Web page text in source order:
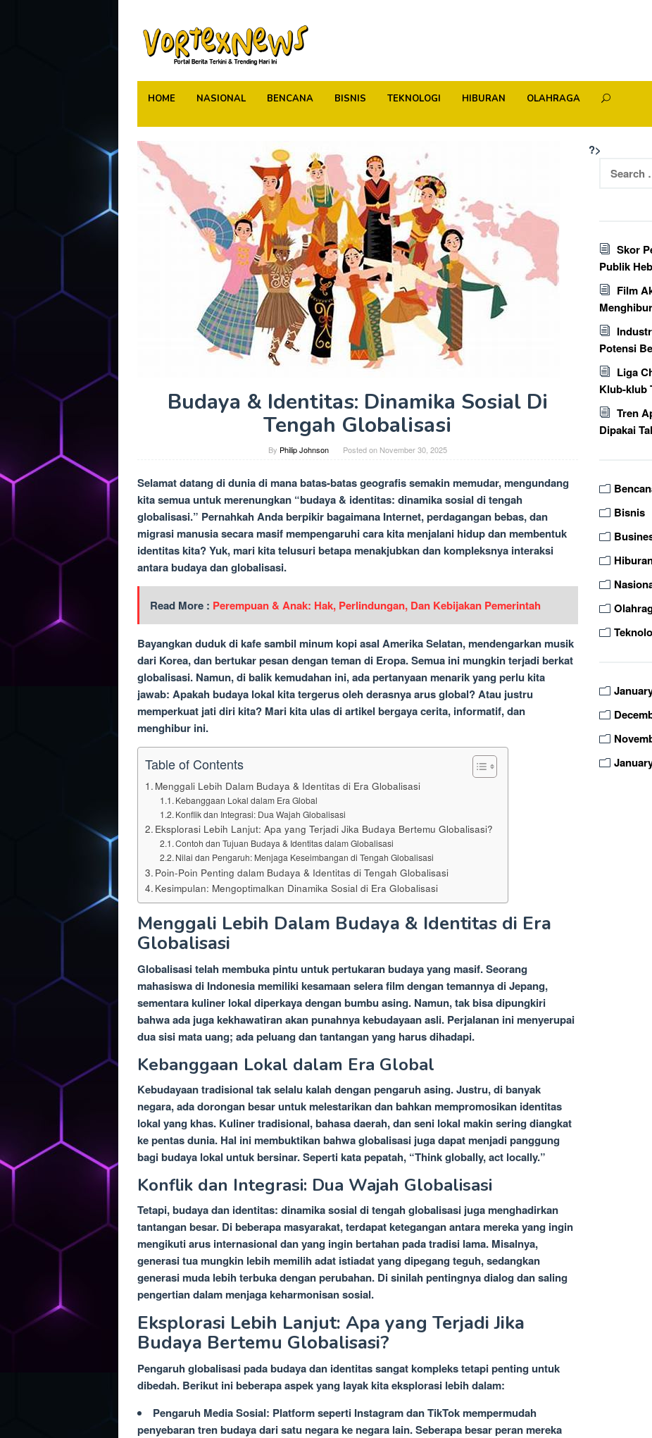
content
HOME NASIONAL BENCANA BISNIS TEKNOLOGI HIBURAN OLAHRAGA
?>
Budaya & Identitas: Dinamika Sosial Di
Tengah Globalisasi
By Philip Johnson Posted on November 30, 2025
Selamat datang di dunia di mana batas-batas geografis semakin memudar, mengundang
kita semua untuk merenungkan “budaya & identitas: dinamika sosial di tengah
globalisasi.” Pernahkah Anda berpikir bagaimana Internet, perdagangan bebas, dan
migrasi manusia secara masif mempengaruhi cara kita menjalani hidup dan membentuk
identitas kita? Yuk, mari kita telusuri betapa menakjubkan dan kompleksnya interaksi
antara budaya dan globalisasi.
Read More : Perempuan & Anak: Hak, Perlindungan, Dan Kebijakan Pemerintah
Bayangkan duduk di kafe sambil minum kopi asal Amerika Selatan, mendengarkan musik
dari Korea, dan bertukar pesan dengan teman di Eropa. Semua ini mungkin terjadi berkat
globalisasi. Namun, di balik kemudahan ini, ada pertanyaan menarik yang perlu kita
jawab: Apakah budaya lokal kita tergerus oleh derasnya arus global? Atau justru
memperkuat jati diri kita? Mari kita ulas di artikel bergaya cerita, informatif, dan
menghibur ini.
Table of Contents
Menggali Lebih Dalam Budaya & Identitas di Era Globalisasi
Kebanggaan Lokal dalam Era Global
Konflik dan Integrasi: Dua Wajah Globalisasi
Eksplorasi Lebih Lanjut: Apa yang Terjadi Jika Budaya Bertemu Globalisasi?
Contoh dan Tujuan Budaya & Identitas dalam Globalisasi
Nilai dan Pengaruh: Menjaga Keseimbangan di Tengah Globalisasi
Poin-Poin Penting dalam Budaya & Identitas di Tengah Globalisasi
Kesimpulan: Mengoptimalkan Dinamika Sosial di Era Globalisasi
Menggali Lebih Dalam Budaya & Identitas di Era
Globalisasi
Globalisasi telah membuka pintu untuk pertukaran budaya yang masif. Seorang
mahasiswa di Indonesia memiliki kesamaan selera film dengan temannya di Jepang,
sementara kuliner lokal diperkaya dengan bumbu asing. Namun, tak bisa dipungkiri
bahwa ada juga kekhawatiran akan punahnya kebudayaan asli. Perjalanan ini menyerupai
dua sisi mata uang; ada peluang dan tantangan yang harus dihadapi.
Kebanggaan Lokal dalam Era Global
Kebudayaan tradisional tak selalu kalah dengan pengaruh asing. Justru, di banyak
negara, ada dorongan besar untuk melestarikan dan bahkan mempromosikan identitas
lokal yang khas. Kuliner tradisional, bahasa daerah, dan seni lokal makin sering diangkat
ke pentas dunia. Hal ini membuktikan bahwa globalisasi juga dapat menjadi panggung
bagi budaya lokal untuk bersinar. Seperti kata pepatah, “Think globally, act locally.”
Konflik dan Integrasi: Dua Wajah Globalisasi
Tetapi, budaya dan identitas: dinamika sosial di tengah globalisasi juga menghadirkan
tantangan besar. Di beberapa masyarakat, terdapat ketegangan antara mereka yang ingin
mengikuti arus internasional dan yang ingin bertahan pada tradisi lama. Misalnya,
generasi tua mungkin lebih memilih adat istiadat yang dipegang teguh, sedangkan
generasi muda lebih terbuka dengan perubahan. Di sinilah pentingnya dialog dan saling
pengertian dalam menjaga keharmonisan sosial.
Eksplorasi Lebih Lanjut: Apa yang Terjadi Jika
Budaya Bertemu Globalisasi?
Pengaruh globalisasi pada budaya dan identitas sangat kompleks tetapi penting untuk
dibedah. Berikut ini beberapa aspek yang layak kita eksplorasi lebih dalam:
Pengaruh Media Sosial: Platform seperti Instagram dan TikTok mempermudah
penyebaran tren budaya dari satu negara ke negara lain. Seberapa besar peran mereka
for:
Skor
Publik
Film
Potensi
Liga
Klub-klub
Tren
Dipakai
Bisnis